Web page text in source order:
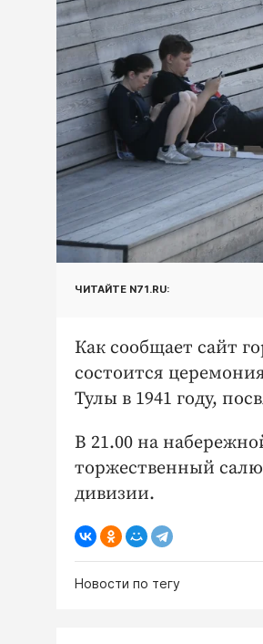
ЧИТАЙТЕ N71.RU:
Как сообщает сайт
состоится
Тулы в 1941 году,
В 21.00 на
торжественный
дивизии.
Новости по тегу